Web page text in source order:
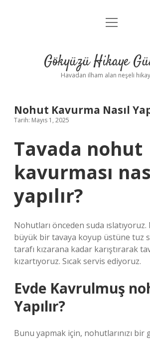
Anasayfa
Yasal Uyarı
menüyü
Gökyüzü Hikaye
Havadan ilham alan neşeli
Nohut Kavurma Nasıl
Tarih: Mayıs 1, 2025
Tavada nohut
kavurması
yapılır?
Nohutları önceden suda ıslatıyoruz.
büyük bir tavaya koyup üstüne tuz
tarafı kızarana kadar karıştırarak
kızartıyoruz. Sıcak servis ediyoruz.
Evde Kavrulmuş
Yapılır?
Bunu yapmak için, nohutlarınızı bir